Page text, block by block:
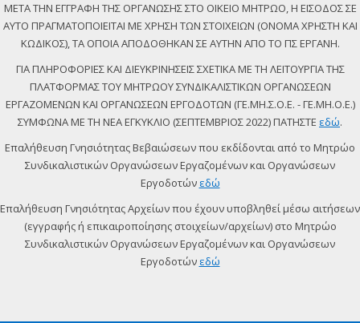
ΜΕΤΑ ΤΗΝ ΕΓΓΡΑΦΗ ΤΗΣ ΟΡΓΑΝΩΣΗΣ ΣΤΟ ΟΙΚΕΙΟ ΜΗΤΡΩΟ, Η ΕΙΣΟΔΟΣ ΣΕ
ΑΥΤΟ ΠΡΑΓΜΑΤΟΠΟΙΕΙΤΑΙ ΜΕ ΧΡΗΣΗ ΤΩΝ ΣΤΟΙΧΕΙΩΝ (ΟΝΟΜΑ ΧΡΗΣΤΗ ΚΑΙ
ΚΩΔΙΚΟΣ), ΤΑ ΟΠΟΙΑ ΑΠΟΔΟΘΗΚΑΝ ΣΕ ΑΥΤΗΝ ΑΠΟ ΤΟ ΠΣ ΕΡΓΑΝΗ.
ΓΙΑ ΠΛΗΡΟΦΟΡΙΕΣ ΚΑΙ ΔΙΕΥΚΡΙΝΗΣΕΙΣ ΣΧΕΤΙΚΑ ΜΕ ΤΗ ΛΕΙΤΟΥΡΓΙΑ ΤΗΣ
ΠΛΑΤΦΟΡΜΑΣ ΤΟΥ ΜΗΤΡΩΟΥ ΣΥΝΔΙΚΑΛΙΣΤΙΚΩΝ ΟΡΓΑΝΩΣΕΩΝ
ΕΡΓΑΖΟΜΕΝΩΝ ΚΑΙ ΟΡΓΑΝΩΣΕΩΝ ΕΡΓΟΔΟΤΩΝ (ΓΕ.ΜΗ.Σ.Ο.Ε. - ΓΕ.ΜΗ.Ο.Ε.)
ΣΥΜΦΩΝΑ ΜΕ ΤΗ ΝΕΑ ΕΓΚΥΚΛΙΟ (ΣΕΠΤΕΜΒΡΙΟΣ 2022) ΠΑΤΗΣΤΕ εδώ.
Επαλήθευση Γνησιότητας Βεβαιώσεων που εκδίδονται από το Μητρώο
Συνδικαλιστικών Οργανώσεων Εργαζομένων και Οργανώσεων
Εργοδοτών εδώ
Επαλήθευση Γνησιότητας Αρχείων που έχουν υποβληθεί μέσω αιτήσεων
(εγγραφής ή επικαιροποίησης στοιχείων/αρχείων) στο Μητρώο
Συνδικαλιστικών Οργανώσεων Εργαζομένων και Οργανώσεων
Εργοδοτών εδώ